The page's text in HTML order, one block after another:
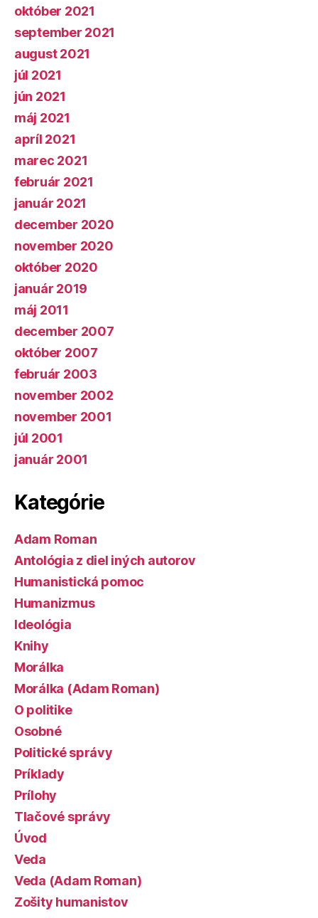
október 2021
september 2021
august 2021
júl 2021
jún 2021
máj 2021
apríl 2021
marec 2021
február 2021
január 2021
december 2020
november 2020
október 2020
január 2019
máj 2011
december 2007
október 2007
február 2003
november 2002
november 2001
júl 2001
január 2001
Kategórie
Adam Roman
Antológia z diel iných autorov
Humanistická pomoc
Humanizmus
Ideológia
Knihy
Morálka
Morálka (Adam Roman)
O politike
Osobné
Politické správy
Príklady
Prílohy
Tlačové správy
Úvod
Veda
Veda (Adam Roman)
Zošity humanistov